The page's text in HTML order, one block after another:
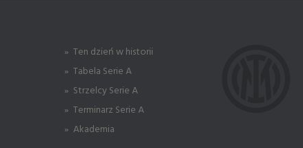
» Ten dzień w historii
» Tabela Serie A
» Strzelcy Serie A
» Terminarz Serie A
» Akademia